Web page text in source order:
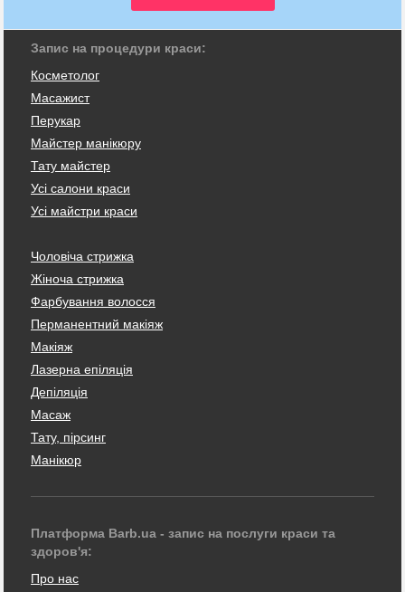
Запис на процедури краси:
Косметолог
Масажист
Перукар
Майстер манікюру
Тату майстер
Усі салони краси
Усі майстри краси
Чоловіча стрижка
Жіноча стрижка
Фарбування волосся
Перманентний макіяж
Макіяж
Лазерна епіляція
Депіляція
Масаж
Тату, пірсинг
Манікюр
Платформа Barb.ua - запис на послуги краси та
здоров'я:
Про нас